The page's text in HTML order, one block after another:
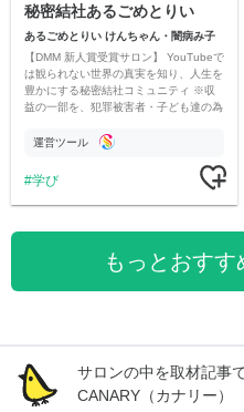
秘密結社あるごめとりい
あるごめとりい けんちゃん・闇病み子
【DMM 新人賞受賞サロン】 YouTubeで
は観られない世界の真実を知り、人生を
豊かにする秘密結社コミュニティ ※収
益の一部を、犯罪被害者・子ども達の為
す運営ツール
学び
もっとおす
サロンの中を取材記事
CANARY（カナリー）